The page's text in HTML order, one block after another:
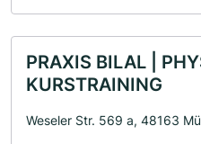
PRAXIS BILAL |
KURSTRAINING
Weseler Str. 569 a, 48163